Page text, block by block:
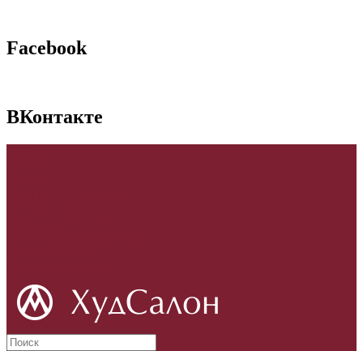
Facebook
ВКонтакте